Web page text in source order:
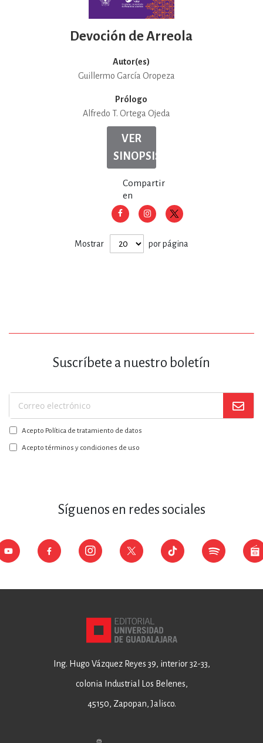
Devoción de Arreola
Autor(es)
Guillermo García Oropeza
Prólogo
Alfredo T. Ortega Ojeda
VER
SINOPSIS
Compartir
en
Mostrar por página
Suscríbete a nuestro boletín
Suscríbase
a
nuestro
boletín:
Acepto Política de tratamiento de datos
Acepto términos y condiciones de uso
Síguenos en redes sociales
Ing. Hugo Vázquez Reyes 39, interior 32-33,
colonia Industrial Los Belenes,
45150, Zapopan, Jalisco.